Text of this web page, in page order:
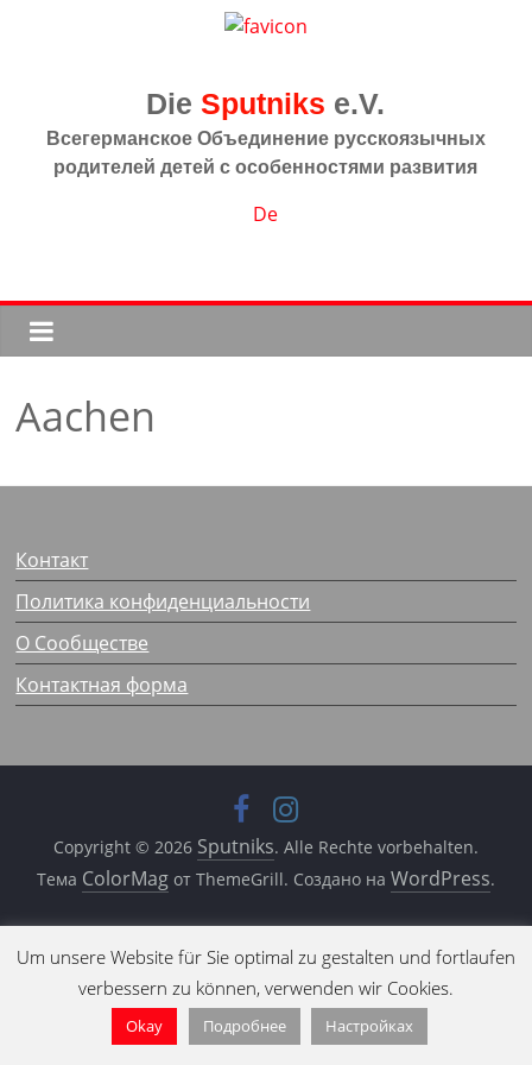
Sputniks
Всегерманское Объединение русскоязычных
родителей детей с особенностями развития
De
Aachen
Контакт
Политика конфиденциальности
О Сообществе
Контактная форма
Copyright © 2026 Sputniks. Alle Rechte vorbehalten.
Тема ColorMagот ThemeGrill. Создано на WordPress.
Um unsere Website für Sie optimal zu gestalten und fortlaufen
verbessern zu können, verwenden wir Cookies.
Okay Подробнее Настройках